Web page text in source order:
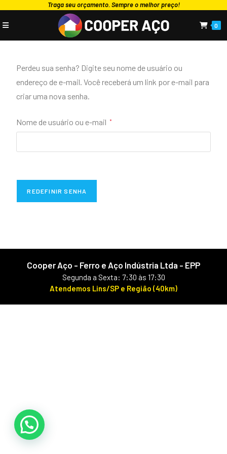
Traga seu orçamento. Sempre o melhor preço!
0
Perdeu sua senha? Digite seu nome de usuário ou
endereço de e-mail. Você receberá um link por e-mail para
criar uma nova senha.
Nome de usuário ou e-mail *
REDEFINIR SENHA
Cooper Aço - Ferro e Aço Indústria Ltda - EPP
Segunda a Sexta: 7:30 às 17:30
Atendemos Lins/SP e Região (40km)